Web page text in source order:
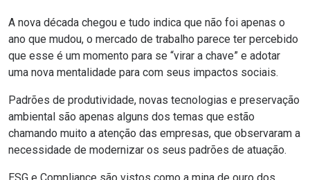
A nova década chegou e tudo indica que não foi apenas o
ano que mudou, o mercado de trabalho parece ter percebido
que esse é um momento para se “virar a chave” e adotar
uma nova mentalidade para com seus impactos sociais.
Padrões de produtividade, novas tecnologias e preservação
ambiental são apenas alguns dos temas que estão
chamando muito a atenção das empresas, que observaram a
necessidade de modernizar os seus padrões de atuação.
ESG e Compliance são vistos como a mina de ouro dos